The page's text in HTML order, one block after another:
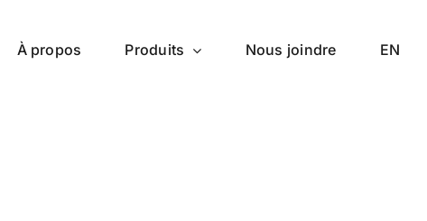
À propos Produits Nous joindre EN